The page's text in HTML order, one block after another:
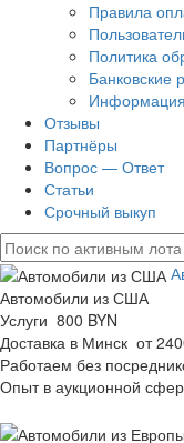
Правила
Политика
Банковские
Информация
Отзывы
Партнёры
Вопрос — Ответ
Статьи
Срочный выкуп
Автомобили из США
Услуги 800 BYN
Доставка в Минск от
Работаем без
Опыт в аукционной